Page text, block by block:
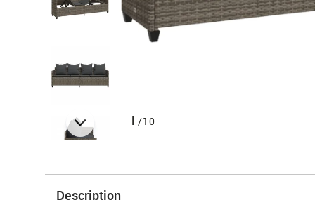
1 /10
Description